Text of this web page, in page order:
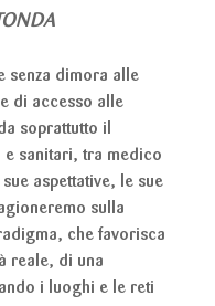
senza dimora alle
di accesso alle
soprattutto il
sanitari, tra medico
aspettative, le sue
sulla
che favorisca
reale, di una
i luoghi e le reti